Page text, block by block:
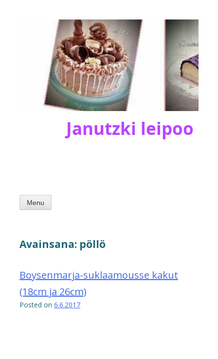
Janutzki leipoo
Menu
Avainsana: pöllö
Boysenmarja-suklaamousse kakut
(18cm ja 26cm)
Posted on 6.6.2017